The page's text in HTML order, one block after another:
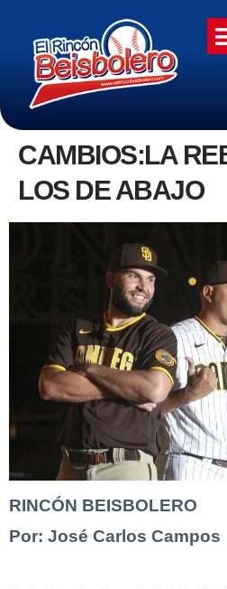
CAMBIOS:LA
LOS DE ABAJO
RINCÓN BEISBOLERO
Por: José Carlos Campos